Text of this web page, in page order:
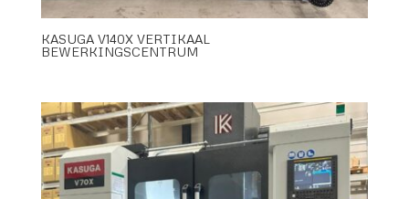
KASUGA V140X VERTIKAAL
BEWERKINGSCENTRUM